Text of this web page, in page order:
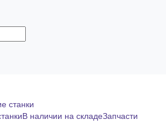
станки
В наличии на складеЗапчасти